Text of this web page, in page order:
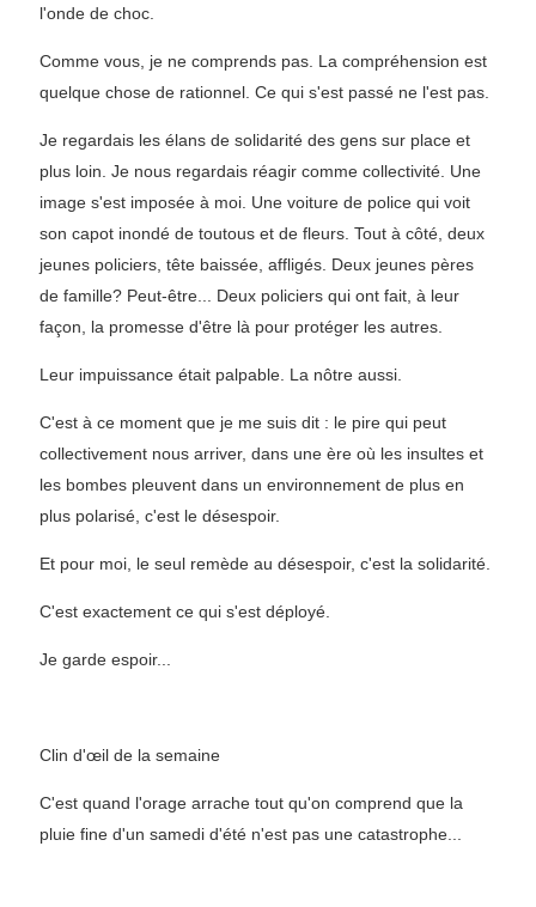
l'onde de choc.
Comme vous, je ne comprends pas. La compréhension est
quelque chose de rationnel. Ce qui s'est passé ne l'est pas.
Je regardais les élans de solidarité des gens sur place et
plus loin. Je nous regardais réagir comme collectivité. Une
image s'est imposée à moi. Une voiture de police qui voit
son capot inondé de toutous et de fleurs. Tout à côté, deux
jeunes policiers, tête baissée, affligés. Deux jeunes pères
de famille? Peut-être... Deux policiers qui ont fait, à leur
façon, la promesse d'être là pour protéger les autres.
Leur impuissance était palpable. La nôtre aussi.
C'est à ce moment que je me suis dit : le pire qui peut
collectivement nous arriver, dans une ère où les insultes et
les bombes pleuvent dans un environnement de plus en
plus polarisé, c'est le désespoir.
Et pour moi, le seul remède au désespoir, c'est la solidarité.
C'est exactement ce qui s'est déployé.
Je garde espoir...
Clin d'œil de la semaine
C'est quand l'orage arrache tout qu'on comprend que la
pluie fine d'un samedi d'été n'est pas une catastrophe...